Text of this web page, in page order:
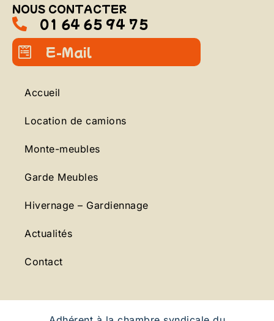
NOUS CONTACTER
01 64 65 94 75
E-Mail
Accueil
Location de camions
Monte-meubles
Garde Meubles
Hivernage – Gardiennage
Actualités
Contact